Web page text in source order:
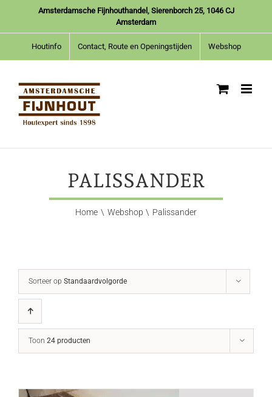
inhoud
Amsterdamsche Fijnhouthandel, Sierenborch 25, 1046 CJ
Amsterdam
Houtinfo Contact, Route en Openingstijden Webshop
PALISSANDER
Home Webshop Palissander
Sorteer op Standaardvolgorde
Toon 24 producten